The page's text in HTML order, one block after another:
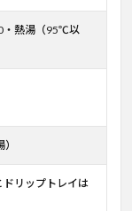
・熱湯（95℃以
リップトレイは